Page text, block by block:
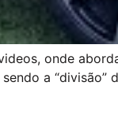
onde
a “divisão”